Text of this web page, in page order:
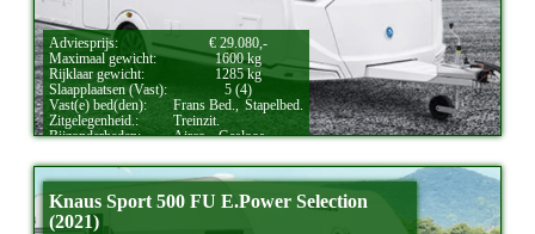
Adviesprijs:
€ 29.080,-
Maximaal gewicht:
1600 kg
Rijklaar gewicht:
1285 kg
Slaapplaatsen (Vast):
5 (4)
Vast(e) bed(den):
Frans Bed., Stapelbed.
Zitgelegenheid.:
Treinzit.
Bijzonderheden:
Airco., Gasloos.
Knaus Sport 500 FU E.Power Selection
(2021)